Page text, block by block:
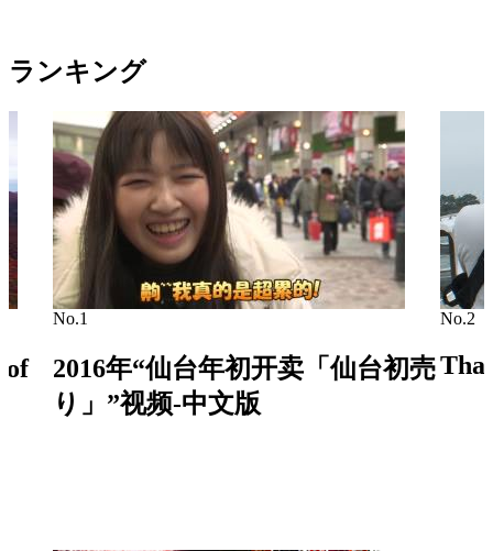
ランキング
of
No.1
2016年“仙台年初开卖「仙台初売
り」”视频-中文版
No.2